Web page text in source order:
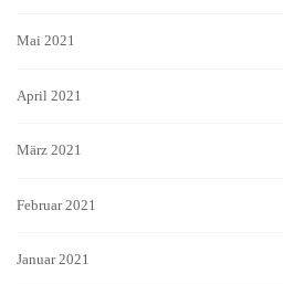
Mai 2021
April 2021
März 2021
Februar 2021
Januar 2021